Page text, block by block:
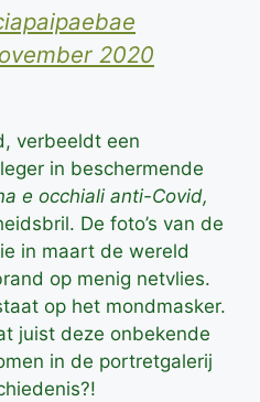
2020
verbeeldt een
in beschermende
e occhiali anti-Covid,
De foto’s van de
in maart de wereld
op menig netvlies.
op het mondmasker.
juist deze onbekende
in de portretgalerij